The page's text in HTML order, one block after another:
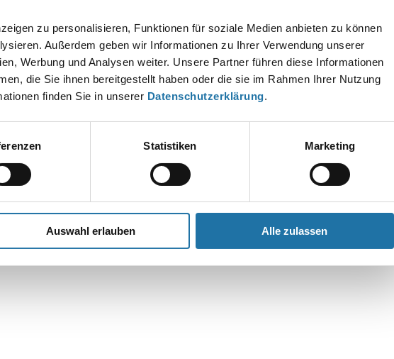
zu personalisieren, Funktionen für soziale Medien anbieten zu können
Außerdem geben wir Informationen zu Ihrer Verwendung unserer
Werbung und Analysen weiter. Unsere Partner führen diese Informationen
die Sie ihnen bereitgestellt haben oder die sie im Rahmen Ihrer Nutzung
finden Sie in unserer Datenschutzerklärung.
Statistiken Marketing
Auswahl erlauben Alle zulassen
veröffentlicht.